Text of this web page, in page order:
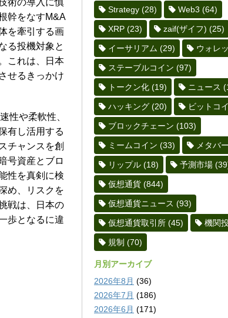
術の導入に慎
幹をなすM&A
を牽引する画
る投機対象と
これは、日本
せるきっかけ
性や柔軟性、
有し活用する
チャンスを創
号資産とブロ
性を真剣に検
め、リスクを
戦は、日本の
歩となるに違
Strategy (28) Web3 (64)
XRP (23) zaif(ザイフ) (25)
イーサリアム (29) ウォレ
ステーブルコイン (97)
トークン化 (19) ニュース
ハッキング (20) ビットコ
ブロックチェーン (103)
ミームコイン (33) メタバ
リップル (18) 予測市場
仮想通貨 (844)
仮想通貨ニュース (93)
仮想通貨取引所 (45) 機関
規制 (70)
月別アーカイブ
2026年8月 (36)
2026年7月 (186)
2026年6月 (171)